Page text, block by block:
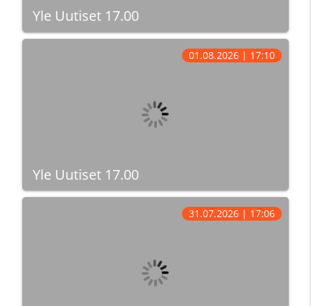
Yle Uutiset 17.00
Yle Uutiset 17.00
01.08.2026 | 17:10
31.07.2026 | 17:06